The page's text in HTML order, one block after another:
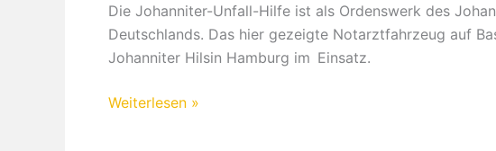
Die Johanniter-Unfall-Hilfe ist als Ordenswerk des
Deutschlands. Das hier gezeigte Notarztfahrzeug auf
Johanniter Hilsin Hamburg im Einsatz.
MAN
Weiterlesen »